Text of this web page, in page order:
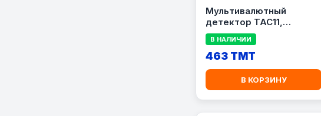
Мультивалютный
детектор TAC11,
детектор денег
В НАЛИЧИИ
463 TMT
В КОРЗИНУ